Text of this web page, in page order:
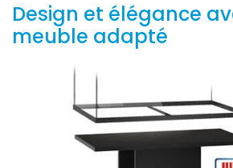
Design et élégance
meuble adapté